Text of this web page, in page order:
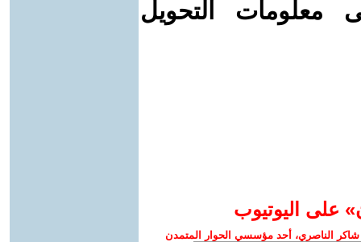
معلومات التحويل
على اليوتيوب
الناصري، أحد مؤسسي الحوار المتمدن